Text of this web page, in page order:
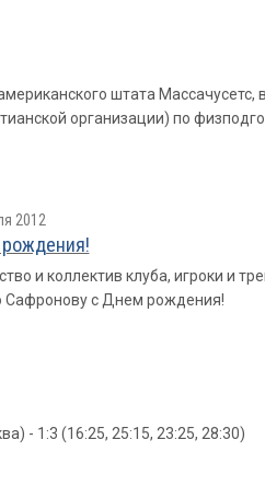
штата
организации) по
2012
и коллектив клуба, игроки и
Сафронову с Днем рождения!
- 1:3 (16:25, 25:15, 23:25, 28:30)